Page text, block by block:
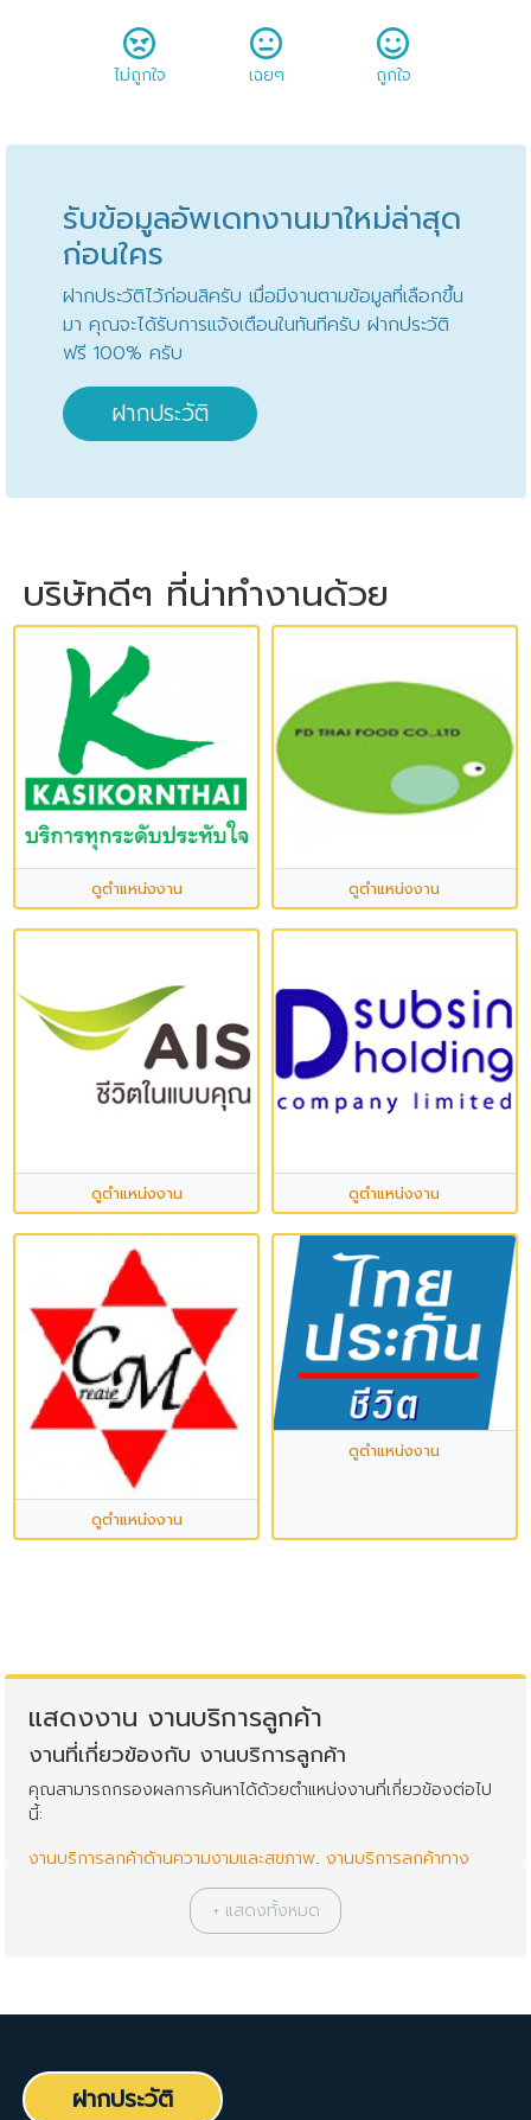
ไม่ถูกใจ เฉยๆ ถูกใจ
รับข้อมูลอัพเดทงานมาใหม่ล่าสุด
ก่อนใคร
ฝากประวัติไว้ก่อนสิครับ เมื่อมีงานตามข้อมูลที่เลือกขึ้น
มา คุณจะได้รับการแจ้งเตือนในทันทีครับ ฝากประวัติ
ฟรี 100% ครับ
ฝากประวัติ
บริษัทดีๆ ที่น่าทำงานด้วย
ดูตำแหน่งงาน ดูตำแหน่งงาน
ดูตำแหน่งงาน ดูตำแหน่งงาน
ดูตำแหน่งงาน
ดูตำแหน่งงาน
แสดงงาน งานบริการลูกค้า
งานที่เกี่ยวข้องกับ งานบริการลูกค้า
คุณสามารถกรองผลการค้นหาได้ด้วยตำแหน่งงานที่เกี่ยวข้องต่อไป
นี้:
งานบริการลูกค้าด้านความงามและสุขภาพ, งานบริการลูกค้าทาง
งานบริการสาธารณะ,งานลงทุน/บริการกองทุน
งานราชการ/งานบริการสาธารณะ
BestjobInTh Team
ฝากประวัติ